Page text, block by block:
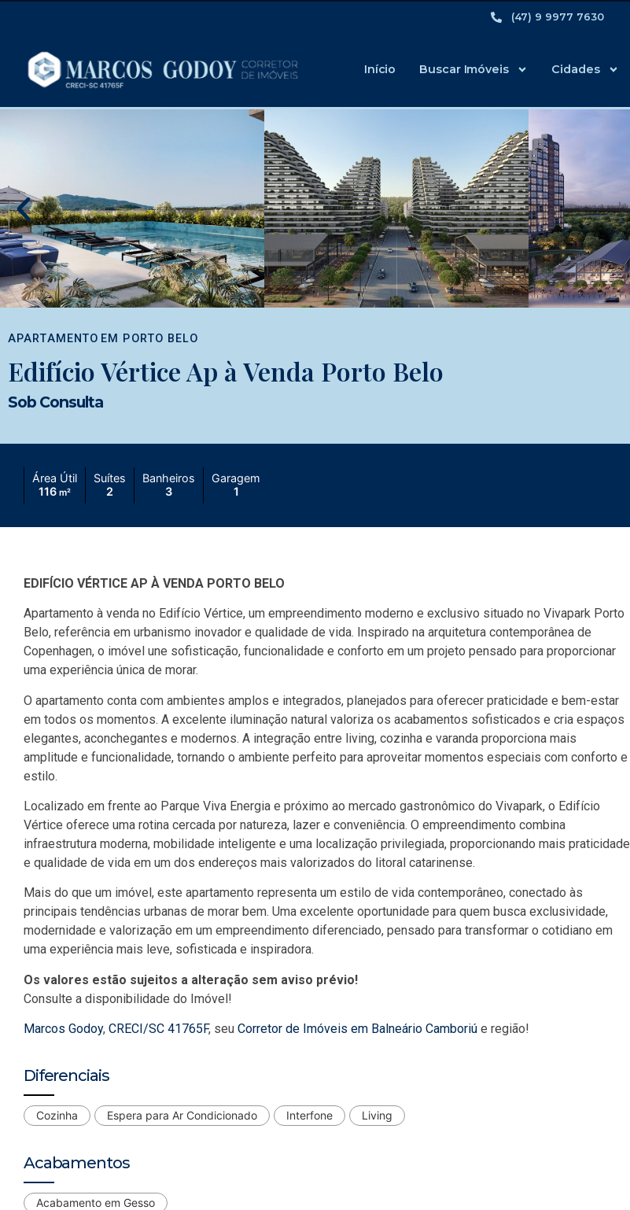
(47) 9 9977 7630
Início Buscar Imóveis Cidades
APARTAMENTO EM PORTO BELO
Edifício Vértice Ap à Venda Porto Belo
Sob Consulta
Área Útil
116 m²
Suítes
2
Banheiros
3
Garagem
1
EDIFÍCIO VÉRTICE AP À VENDA PORTO BELO
Apartamento à venda no Edifício Vértice, um empreendimento moderno e exclusivo situado no Vivapark Porto
Belo, referência em urbanismo inovador e qualidade de vida. Inspirado na arquitetura contemporânea de
Copenhagen, o imóvel une sofisticação, funcionalidade e conforto em um projeto pensado para proporcionar
uma experiência única de morar.
O apartamento conta com ambientes amplos e integrados, planejados para oferecer praticidade e bem-estar
em todos os momentos. A excelente iluminação natural valoriza os acabamentos sofisticados e cria espaços
elegantes, aconchegantes e modernos. A integração entre living, cozinha e varanda proporciona mais
amplitude e funcionalidade, tornando o ambiente perfeito para aproveitar momentos especiais com conforto e
estilo.
Localizado em frente ao Parque Viva Energia e próximo ao mercado gastronômico do Vivapark, o Edifício
Vértice oferece uma rotina cercada por natureza, lazer e conveniência. O empreendimento combina
infraestrutura moderna, mobilidade inteligente e uma localização privilegiada, proporcionando mais praticidade
e qualidade de vida em um dos endereços mais valorizados do litoral catarinense.
Mais do que um imóvel, este apartamento representa um estilo de vida contemporâneo, conectado às
principais tendências urbanas de morar bem. Uma excelente oportunidade para quem busca exclusividade,
modernidade e valorização em um empreendimento diferenciado, pensado para transformar o cotidiano em
uma experiência mais leve, sofisticada e inspiradora.
Os valores estão sujeitos a alteração sem aviso prévio!
Consulte a disponibilidade do Imóvel!
Marcos Godoy, CRECI/SC 41765F, seu Corretor de Imóveis em Balneário Camboriú e região!
Diferenciais
Cozinha Espera para Ar Condicionado Interfone Living
Acabamentos
Acabamento em Gesso